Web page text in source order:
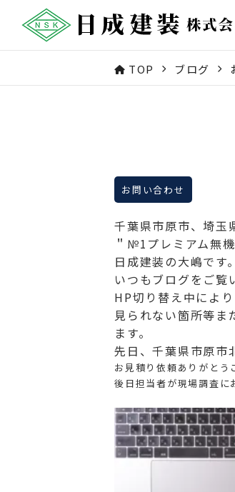
TOP ブログ
お問い合わせ
千葉県市原市、埼玉
＂№1プレミアム無
日成建装の大嶋で
いつもブログをご
HP切り替え中によ
見られない箇所等ま
ます。
先日、千葉県市原市
お見積り依頼ありがと
後日担当者が現場調査に